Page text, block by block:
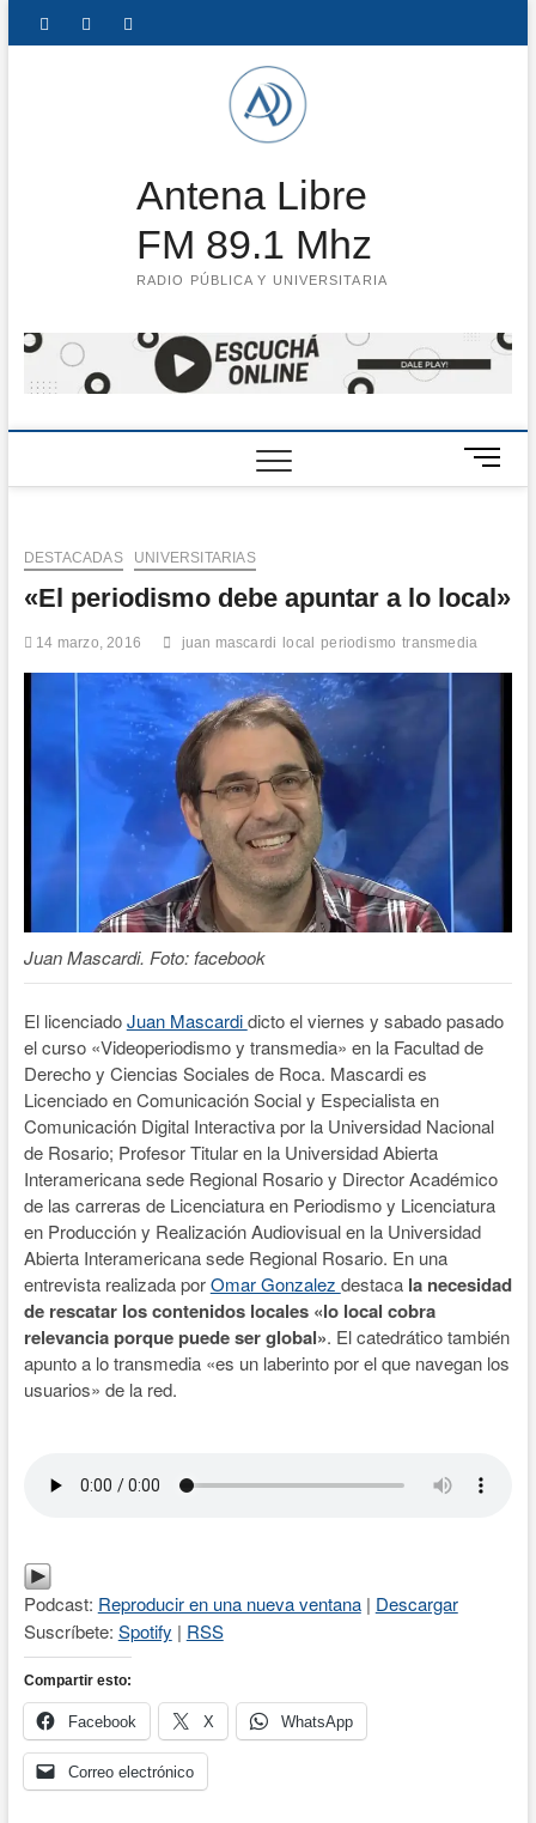
FacebookInstagram
Antena Libre
FM 89.1 Mhz
RADIO PÚBLICA Y UNIVERSITARIA
B
o
d
e
m
DESTACADAS UNIVERSITARIAS
«El periodismo debe apuntar a lo local»
14 marzo, 2016 juan mascardi local periodismo transmedia
Juan Mascardi. Foto: facebook
El licenciadoJuan Mascardidicto el viernes y sabado pasado
el curso «Videoperiodismo y transmedia» en la Facultad de
Derecho y Ciencias Sociales de Roca. Mascardi es
Licenciado en Comunicación Social y Especialista en
Comunicación Digital Interactiva por la Universidad Nacional
de Rosario; Profesor Titular en la Universidad Abierta
Interamericana sede Regional Rosario y Director Académico
de las carreras de Licenciatura en Periodismo y Licenciatura
en Producción y Realización Audiovisual en la Universidad
Abierta Interamericana sede Regional Rosario. En una
entrevista realizada porOmar Gonzalez destaca la necesidad
de rescatar los contenidos locales «lo local cobra
relevancia porque puede ser global». El catedrático también
apunto a lo transmedia «es un laberinto por el que navegan los
usuarios» de la red.
Podcast: Reproducir en una nueva ventana| Descargar
Suscríbete: Spotify | RSS
Compartir esto:
Facebook X WhatsApp
Correo electrónico